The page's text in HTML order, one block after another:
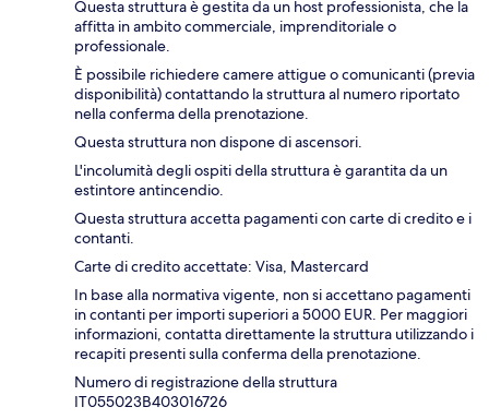
Questa struttura è gestita da un host professionista, che la
affitta in ambito commerciale, imprenditoriale o
professionale.
È possibile richiedere camere attigue o comunicanti (previa
disponibilità) contattando la struttura al numero riportato
nella conferma della prenotazione.
Questa struttura non dispone di ascensori.
L'incolumità degli ospiti della struttura è garantita da un
estintore antincendio.
Questa struttura accetta pagamenti con carte di credito e i
contanti.
Carte di credito accettate: Visa, Mastercard
In base alla normativa vigente, non si accettano pagamenti
in contanti per importi superiori a 5000 EUR. Per maggiori
informazioni, contatta direttamente la struttura utilizzando i
recapiti presenti sulla conferma della prenotazione.
Numero di registrazione della struttura
IT055023B403016726